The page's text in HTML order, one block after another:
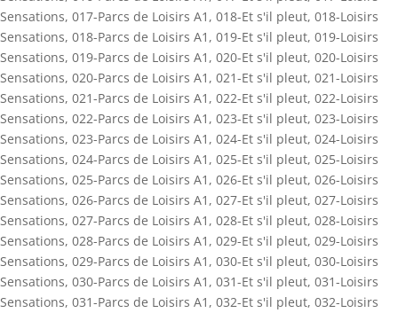
Sensations, 017-Parcs de Loisirs A1 , 018-Et s'il pleut, 018-Loisirs
Sensations, 018-Parcs de Loisirs A1 , 019-Et s'il pleut, 019-Loisirs
Sensations, 019-Parcs de Loisirs A1 , 020-Et s'il pleut, 020-Loisirs
Sensations, 020-Parcs de Loisirs A1 , 021-Et s'il pleut, 021-Loisirs
Sensations, 021-Parcs de Loisirs A1 , 022-Et s'il pleut, 022-Loisirs
Sensations, 022-Parcs de Loisirs A1 , 023-Et s'il pleut, 023-Loisirs
Sensations, 023-Parcs de Loisirs A1 , 024-Et s'il pleut, 024-Loisirs
Sensations, 024-Parcs de Loisirs A1 , 025-Et s'il pleut, 025-Loisirs
Sensations, 025-Parcs de Loisirs A1 , 026-Et s'il pleut, 026-Loisirs
Sensations, 026-Parcs de Loisirs A1 , 027-Et s'il pleut, 027-Loisirs
Sensations, 027-Parcs de Loisirs A1 , 028-Et s'il pleut, 028-Loisirs
Sensations, 028-Parcs de Loisirs A1 , 029-Et s'il pleut, 029-Loisirs
Sensations, 029-Parcs de Loisirs A1 , 030-Et s'il pleut, 030-Loisirs
Sensations, 030-Parcs de Loisirs A1 , 031-Et s'il pleut, 031-Loisirs
Sensations, 031-Parcs de Loisirs A1 , 032-Et s'il pleut, 032-Loisirs